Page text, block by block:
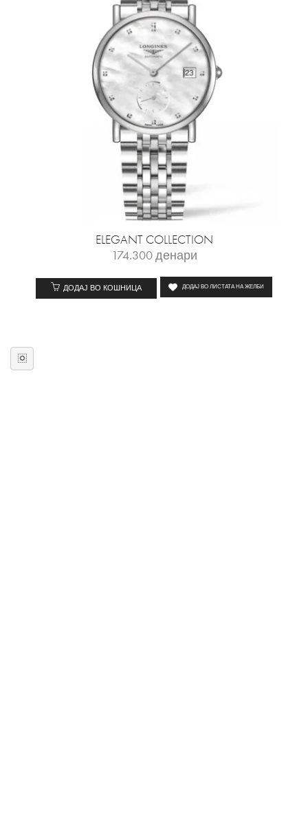
ELEGANT COLLECTION
174.300денари
ДОДАЈ ВО КОШНИЦА ДОДАЈ ВО ЛИСТАТА НА ЖЕЛБИ